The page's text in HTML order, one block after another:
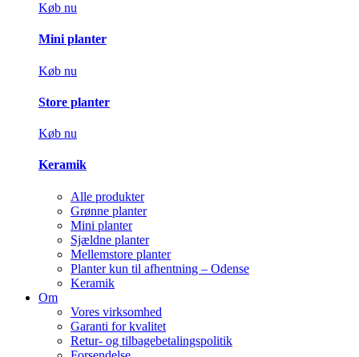
Køb nu
Mini planter
Køb nu
Store planter
Køb nu
Keramik
Alle produkter
Grønne planter
Mini planter
Sjældne planter
Mellemstore planter
Planter kun til afhentning – Odense
Keramik
Om
Vores virksomhed
Garanti for kvalitet
Retur- og tilbagebetalingspolitik